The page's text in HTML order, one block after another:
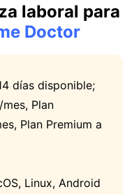
laboral para
Doctor
días disponible;
Plan
Plan Premium a
Linux, Android